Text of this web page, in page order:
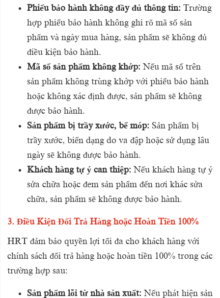
Phiếu bảo hành không đầy đủ thông tin: Trường
hợp phiếu bảo hành không ghi rõ mã số sản
phẩm và ngày mua hàng, sản phẩm sẽ không đủ
điều kiện bảo hành.
Mã số sản phẩm không khớp: Nếu mã số trên
sản phẩm không trùng khớp với phiếu bảo hành
hoặc không xác định được, sản phẩm sẽ không
được bảo hành.
Sản phẩm bị trầy xước, bể móp: Sản phẩm bị
trầy xước, biến dạng do va đập hoặc sử dụng lâu
ngày sẽ không được bảo hành.
Khách hàng tự ý can thiệp: Nếu khách hàng tự ý
sửa chữa hoặc đem sản phẩm đến nơi khác sửa
chữa, sản phẩm sẽ không được bảo hành.
3. Điều Kiện Đổi Trả Hàng hoặc Hoàn Tiền 100%
HRT đảm bảo quyền lợi tối đa cho khách hàng với
chính sách đổi trả hàng hoặc hoàn tiền 100% trong các
trường hợp sau:
Sản phẩm lỗi từ nhà sản xuất: Nếu phát hiện sản